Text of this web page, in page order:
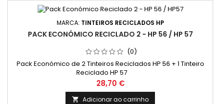
MARCA: TINTEIROS RECICLADOS HP
PACK ECONÓMICO RECICLADO 2 - HP 56 / HP 57
(0)
Pack Económico de 2 Tinteiros Reciclados HP 56 + 1 Tinteiro
Reciclado HP 57
Preço
28,70 €
 Adicionar ao carrinho